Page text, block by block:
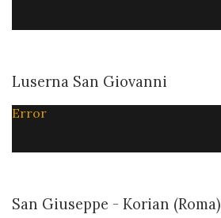
Luserna San Giovanni
Error
San Giuseppe - Korian (Roma)